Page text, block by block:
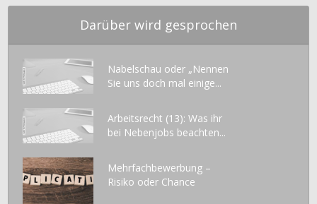
Darüber wird gesprochen
Nabelschau oder „Nennen
Sie uns doch mal einige...
Arbeitsrecht (13): Was ihr
bei Nebenjobs beachten...
Mehrfachbewerbung –
Risiko oder Chance